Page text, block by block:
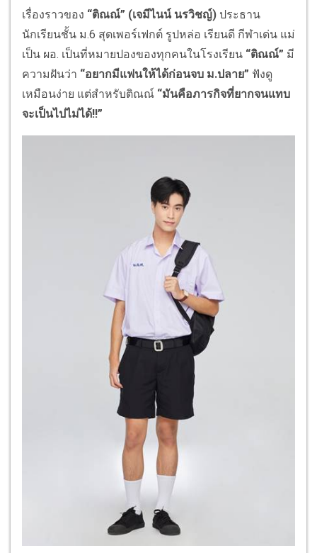
เรื่องราวของ “ติณณ์” (เจมีไนน์ นรวิชญ์) ประธาน
นักเรียนชั้น ม.6 สุดเพอร์เฟกต์ รูปหล่อ เรียนดี กีฬาเด่น แม่
เป็น ผอ. เป็นที่หมายปองของทุกคนในโรงเรียน “ติณณ์” มี
ความฝันว่า “อยากมีแฟนให้ได้ก่อนจบ ม.ปลาย” ฟังดู
เหมือนง่าย แต่สำหรับติณณ์ “มันคือภารกิจที่ยากจนแทบ
จะเป็นไปไม่ได้!!”